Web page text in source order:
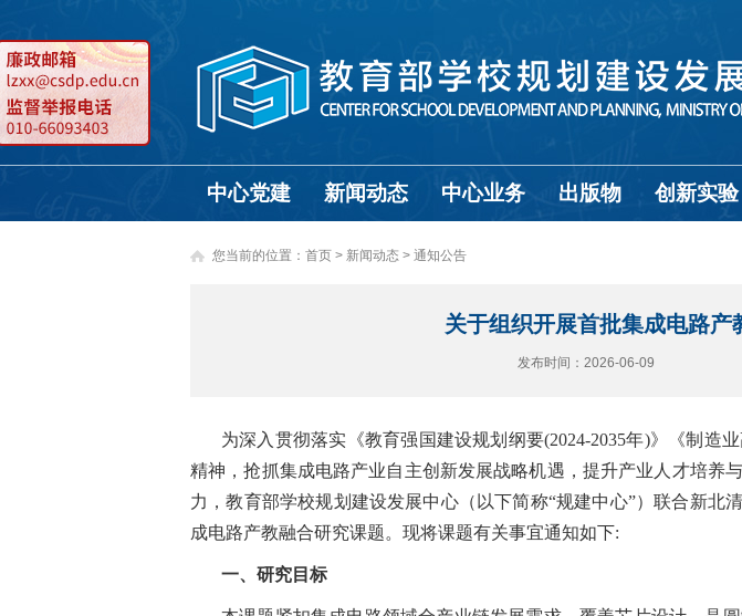
中心党建 新闻动态 中心业务 出版物 创新实验
您当前的位置： 首页 > 新闻动态 > 通知公告
关于组织开展首批集成电路
发布时间：2026-06-09 来源
为深入贯彻落实《教育强国建设规划纲要(2024-2035年)》《制
精神，抢抓集成电路产业自主创新发展战略机遇，提升产业人才培养
力，教育部学校规划建设发展中心（以下简称“规建中心”）联合新北
成电路产教融合研究课题。现将课题有关事宜通知如下:
一、研究目标